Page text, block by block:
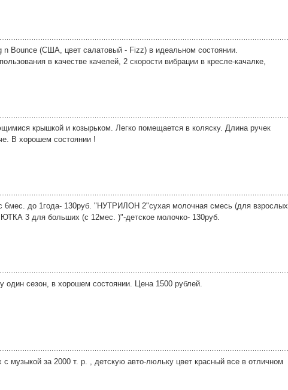
n Bounce (США, цвет салатовый - Fizz) в идеальном состоянии.
в качестве качелей, 2 скорости вибрации в кресле-качалке,
крышкой и козырьком. Легко помещается в коляску. Длина ручек
В хорошем состоянии !
до 1года- 130руб. "НУТРИЛОН 2"сухая молочная смесь (для взрослых
3 для больших (с 12мес. )"-детское молочко- 130руб.
один сезон, в хорошем состоянии. Цена 1500 рублей.
с музыкой за 2000 т. р. , детскую авто-люльку цвет красный все в отличном